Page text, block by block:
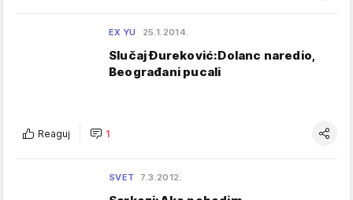
EX YU 25.1.2014.
Slučaj Đureković:Dolanc naredio,
Beograđani pucali
Reaguj 1
SVET 7.3.2012.